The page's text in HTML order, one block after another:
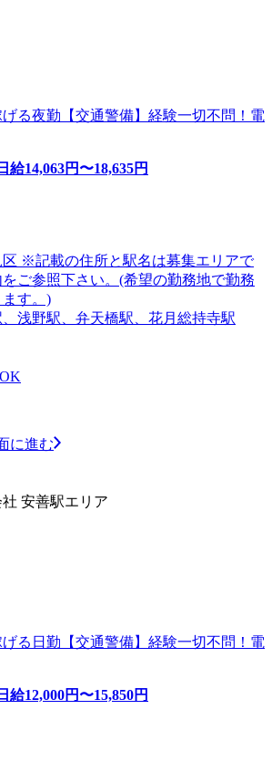
る夜勤【交通警備】経験一切不問！電
日給14,063円〜18,635円
※記載の住所と駅名は募集エリアで
ご参照下さい。(希望の勤務地で勤務
す。)
浅野駅、弁天橋駅、花月総持寺駅
に進む
安善駅エリア
る日勤【交通警備】経験一切不問！電
日給12,000円〜15,850円